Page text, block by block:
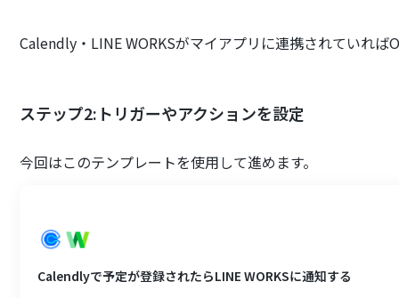
Calendly・LINE WORKSがマイアプリに連携されていれば
ステップ2:トリガーやアクションを設定
今回はこのテンプレートを使用して進めます。
Calendlyで予定が登録されたらLINE WORKSに通知する